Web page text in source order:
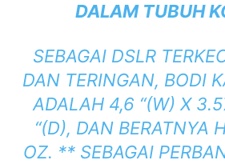
DALAM TUBUH
SEBAGAI DSLR
DAN TERINGAN, BODI
ADALAH 4,6 “(W) X
“(D), DAN BERATNYA
OZ. ** SEBAGAI